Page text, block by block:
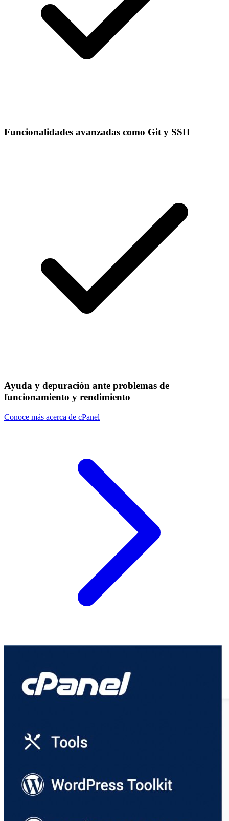
Funcionalidades avanzadas como Git y SSH
Ayuda y depuración ante problemas de
funcionamiento y rendimiento
Conoce más acerca de cPanel